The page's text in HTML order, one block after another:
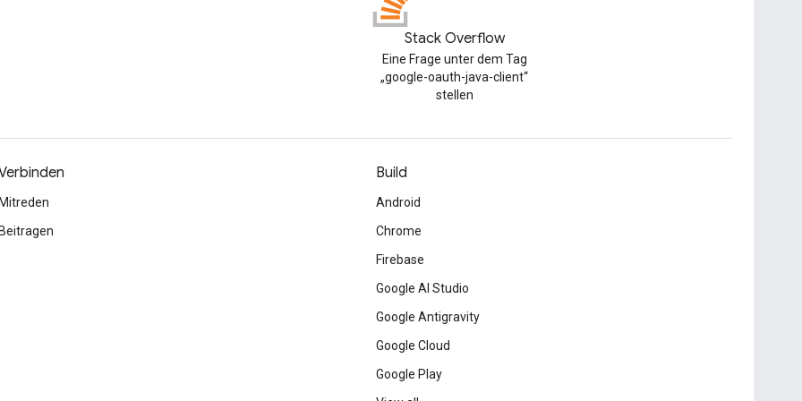
Stack Overflow
Eine Frage unter dem Tag
„google-oauth-java-client“
stellen
Mitreden
Beitragen
Build
Android
Chrome
Firebase
Google AI Studio
Google Antigravity
Google Cloud
Google Play